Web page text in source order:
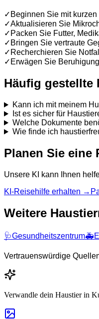
✓ Beginnen Sie mit
✓Aktualisieren Sie
✓ Packen Sie Futter,
✓ Bringen Sie vertraute
✓ Recherchieren Sie
✓ Erwägen Sie
Häufig gestellte
Kann ich mit meinem
Ist es sicher für
Welche Dokumente
Wie finde ich
Planen Sie eine
Unsere KI kann Ihnen
KI-Reisehilfe erhalten →
Weitere
🩺Gesundheitszentrum🚑
Vertrauenswürdige
Verwandle dein Haustier in